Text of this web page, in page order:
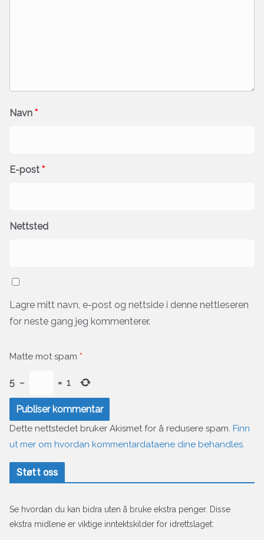
Navn *
E-post *
Nettsted
Lagre mitt navn, e-post og nettside i denne nettleseren
for neste gang jeg kommenterer.
Matte mot spam *
5 − = 1
Dette nettstedet bruker Akismet for å redusere spam. Finn
ut mer om hvordan kommentardataene dine behandles.
Støtt oss
Se hvordan du kan bidra uten å bruke ekstra penger. Disse
ekstra midlene er viktige inntektskilder for idrettslaget: